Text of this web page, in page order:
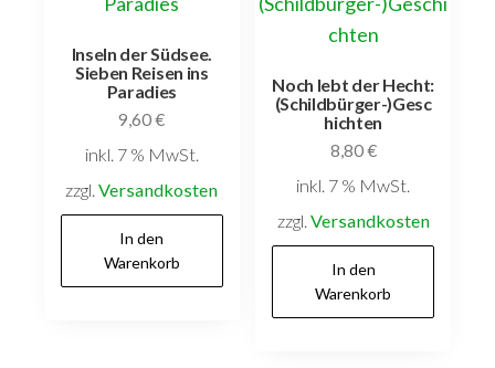
Inseln der Südsee.
Sieben Reisen ins
Paradies
9,60€
inkl. 7 % MwSt.
zzgl.Versandkosten
In den
Warenkorb
Noch lebt der Hecht:
(Schildbürger-)Gesc
hichten
8,80€
inkl. 7 % MwSt.
zzgl. Versandkosten
In den
Warenkorb